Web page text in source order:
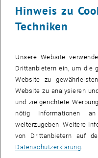
so genannte Open Source-
Lizenzkosten für die
manchen Gemeinden die
altersschwachen PC
beweist unter anderem die
„JBoss Innovation Award“
sowie im Jänner dieses
Practice Award” der
Die Lösung der TU-
Linux auf. Benjamin A.
Hinweis zu
Techniken
Unsere Website
Drittanbietern ein, um die
Website zu
Website zu analysieren
und zielgerichtete
nötig Informationen
weiterzugeben. Weitere
von Drittanbietern auf
Datenschutzerklärung